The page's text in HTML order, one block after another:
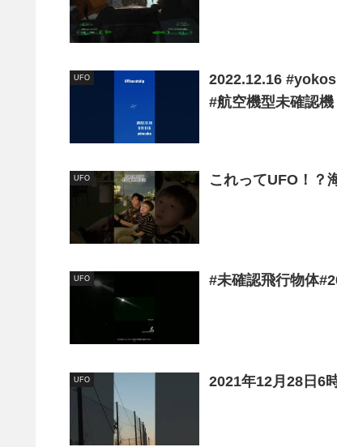
UFO
2022.12.16
#航空機型未確認
UFO これってUFO！？
UFO #未確認飛行物体
UFO 2021年12月28日